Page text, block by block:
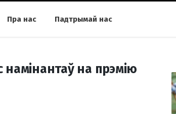
Пра нас Падтрымай нас
намінантаў на прэмію